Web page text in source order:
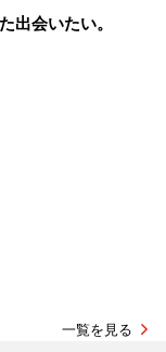
出会いたい。
一覧を見る